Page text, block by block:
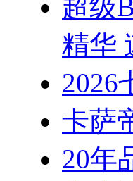
超级
精华
2026
卡萨
20年